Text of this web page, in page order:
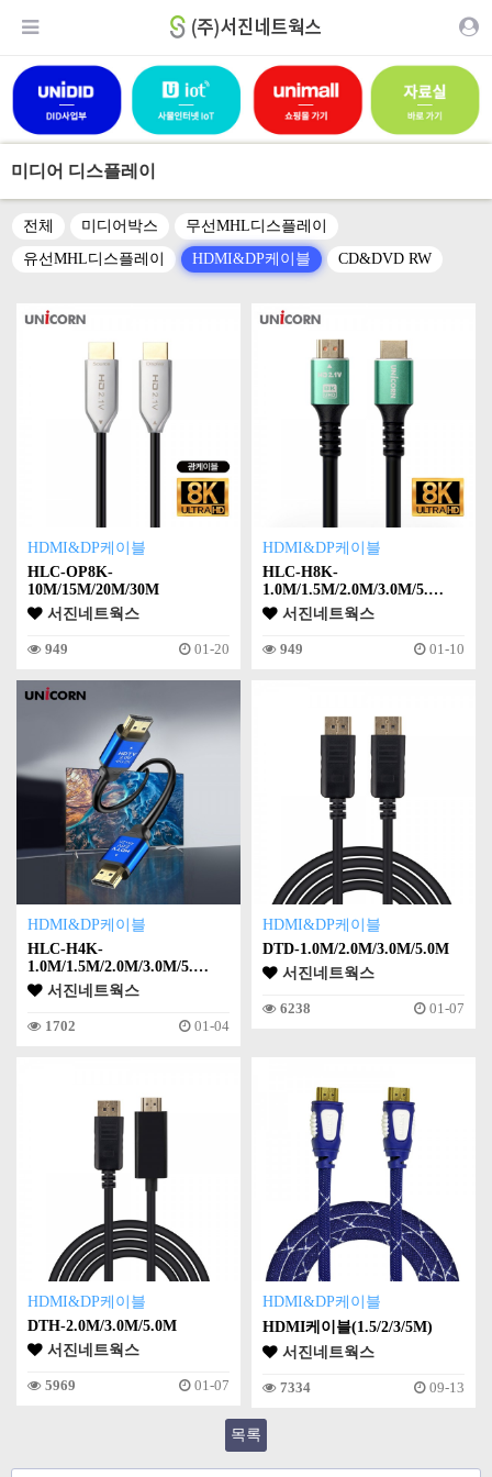
미디어 디스플레이
전체 미디어박스
무선MHL디스플레이
유선MHL디스플레이
HDMI&DP케이블 CD&DVD RW
HDMI&DP케이블
HLC-OP8K-
10M/15M/20M/30M
서진네트웍스
949 01-20
HDMI&DP케이블
HLC-H8K-
1.0M/1.5M/2.0M/3.0M/5.…
서진네트웍스
949 01-10
HDMI&DP케이블
HLC-H4K-
1.0M/1.5M/2.0M/3.0M/5.…
서진네트웍스
1702 01-04
HDMI&DP케이블
DTD-1.0M/2.0M/3.0M/5.0M
서진네트웍스
6238 01-07
HDMI&DP케이블
DTH-2.0M/3.0M/5.0M
서진네트웍스
5969 01-07
HDMI&DP케이블
HDMI케이블(1.5/2/3/5M)
서진네트웍스
7334 09-13
목록